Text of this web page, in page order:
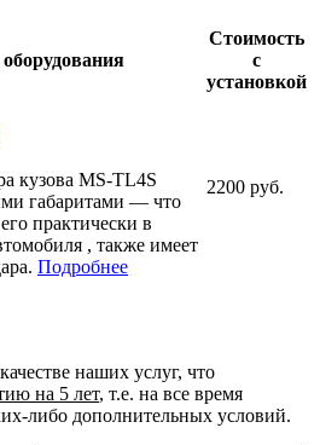
Стоимость
с
установкой
кузова MS-TL4S
габаритами — что
практически в
, также имеет
Подробнее
2200 руб.
наших услуг, что
на 5 лет, т.е. на все время
либо дополнительных условий.